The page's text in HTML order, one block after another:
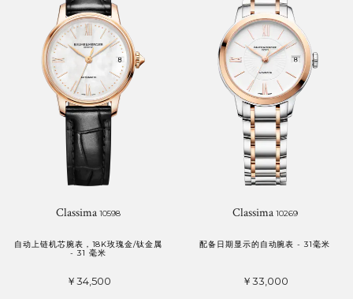
Classima 10598
自动上链机芯腕表，18K玫瑰金/钛金属
- 31 毫米
￥34,500
Classima 10269
配备日期显示的自动腕表 - 31毫米
￥33,000